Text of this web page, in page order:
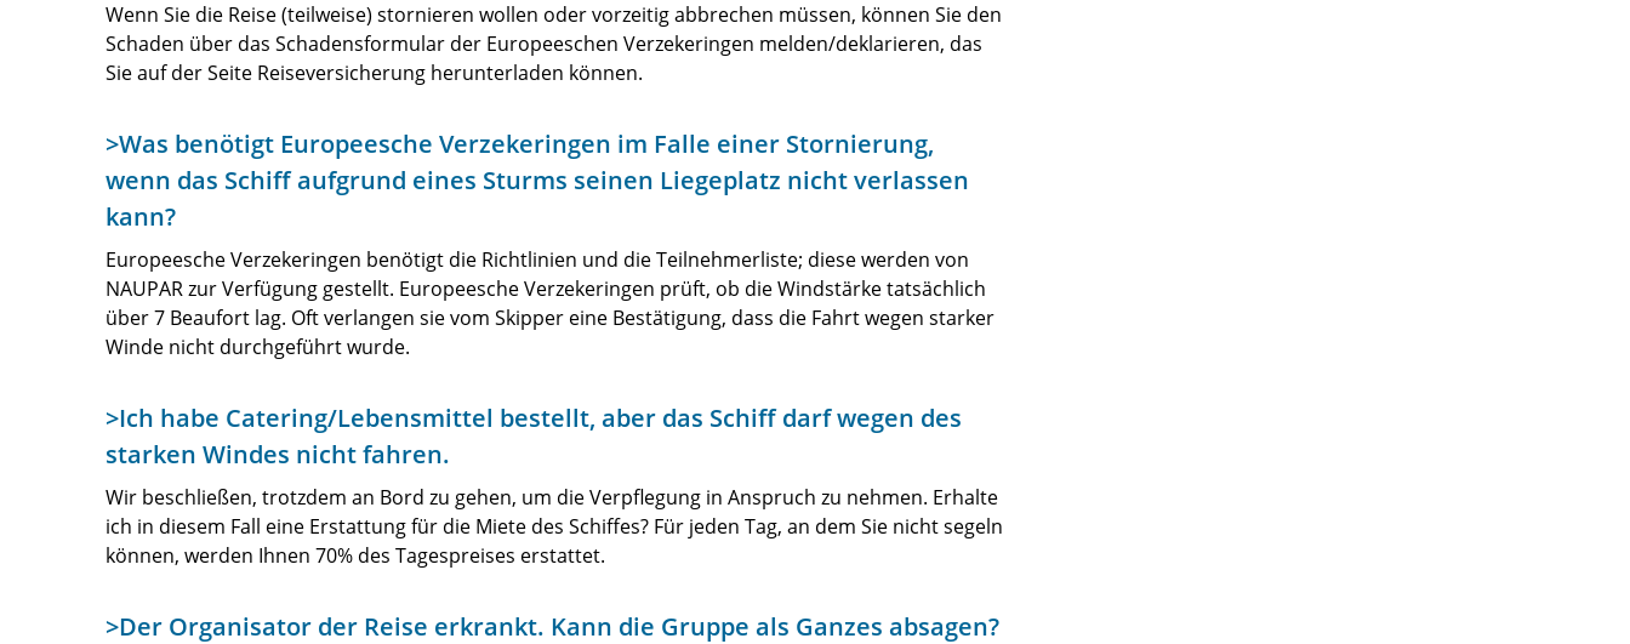
Wenn Sie die Reise (teilweise) stornieren wollen oder vorzeitig abbrechen müssen, können Sie den
Schaden über das Schadensformular der Europeeschen Verzekeringen melden/deklarieren, das
Sie auf der Seite Reiseversicherung herunterladen können.
>Was benötigt Europeesche Verzekeringen im Falle einer Stornierung,
wenn das Schiff aufgrund eines Sturms seinen Liegeplatz nicht verlassen
kann?
Europeesche Verzekeringen benötigt die Richtlinien und die Teilnehmerliste; diese werden von
NAUPAR zur Verfügung gestellt. Europeesche Verzekeringen prüft, ob die Windstärke tatsächlich
über 7 Beaufort lag. Oft verlangen sie vom Skipper eine Bestätigung, dass die Fahrt wegen starker
Winde nicht durchgeführt wurde.
>Ich habe Catering/Lebensmittel bestellt, aber das Schiff darf wegen des
starken Windes nicht fahren.
Wir beschließen, trotzdem an Bord zu gehen, um die Verpflegung in Anspruch zu nehmen. Erhalte
ich in diesem Fall eine Erstattung für die Miete des Schiffes? Für jeden Tag, an dem Sie nicht segeln
können, werden Ihnen 70% des Tagespreises erstattet.
>Der Organisator der Reise erkrankt. Kann die Gruppe als Ganzes absagen?